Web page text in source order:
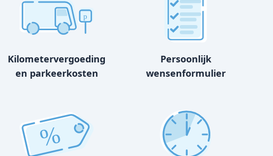
p
Kilometervergoeding
en parkeerkosten
Persoonlijk
wensenformulier
%